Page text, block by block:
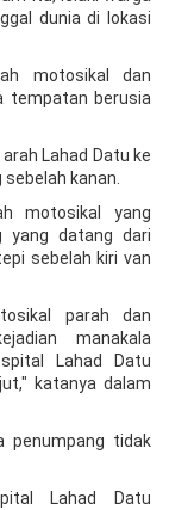
dunia di lokasi
motosikal dan
tempatan berusia
Lahad Datu ke
kanan.
motosikal yang
yang datang dari
sebelah kiri van
parah dan
manakala
Lahad Datu
katanya dalam
penumpang tidak
Lahad Datu